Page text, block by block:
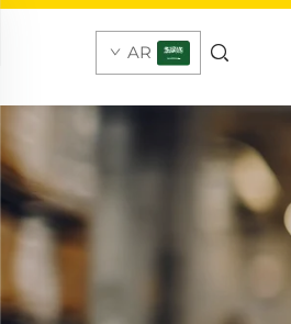
AR